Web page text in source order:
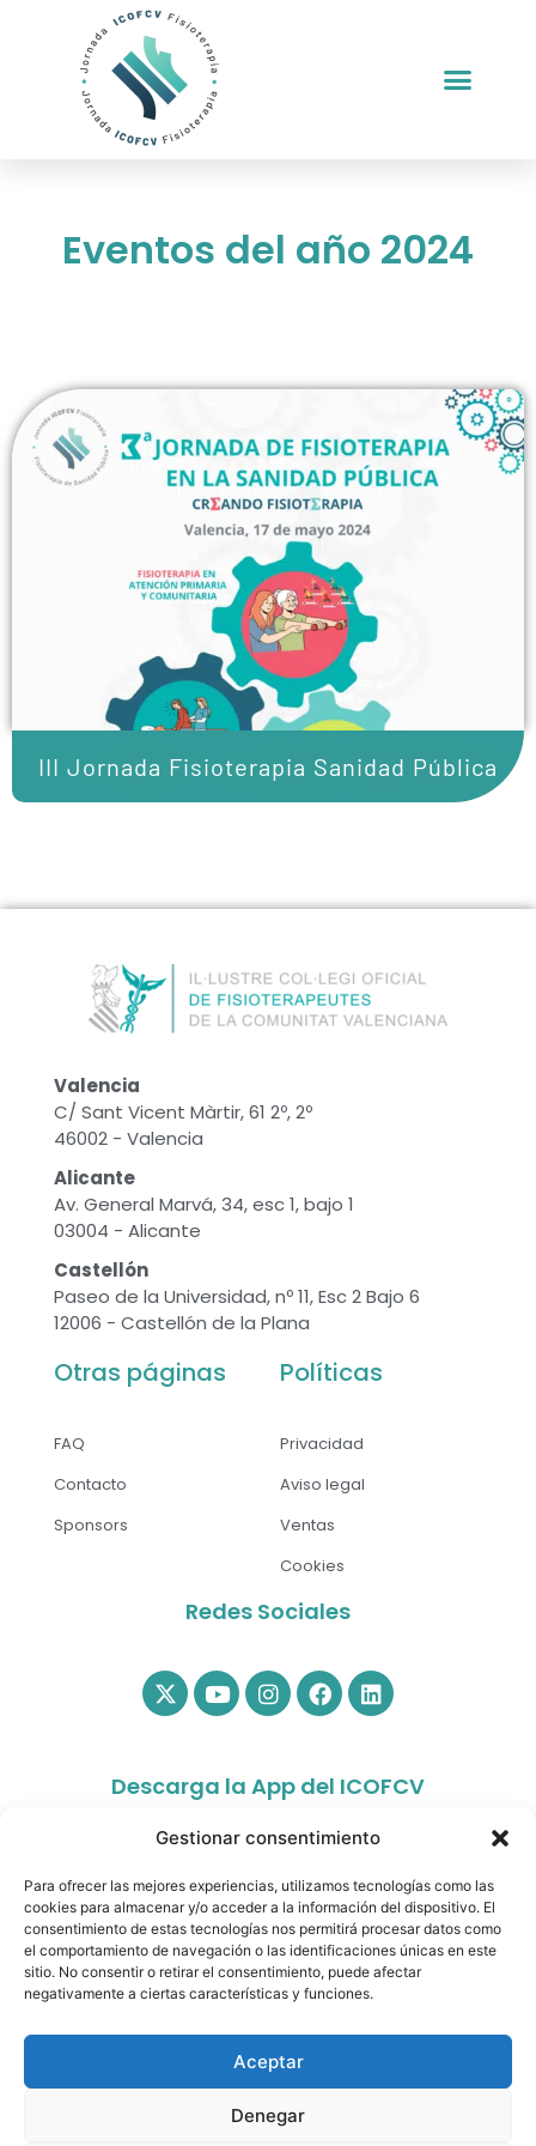
Gestionar consentimiento
Para ofrecer las mejores experiencias, utilizamos tecnologías como las
cookies para almacenar y/o acceder a la información del dispositivo. El
consentimiento de estas tecnologías nos permitirá procesar datos como
el comportamiento de navegación o las identificaciones únicas en este
sitio. No consentir o retirar el consentimiento, puede afectar
negativamente a ciertas características y funciones.
Aceptar
Denegar
Eventos del año 2024
III Jornada Fisioterapia Sanidad Pública
Valencia
C/ Sant Vicent Màrtir, 61 2º, 2º
46002 - Valencia
Alicante
Av. General Marvá, 34, esc 1, bajo 1
03004 - Alicante
Castellón
Paseo de la Universidad, nº 11, Esc 2 Bajo 6
12006 - Castellón de la Plana
Otras páginas
FAQ
Contacto
Sponsors
Políticas
Privacidad
Aviso legal
Ventas
Cookies
Redes Sociales
Descarga la App del ICOFCV
app.colfisiocv.com
© Copyright 2026- Ilustre Colegio Oficial de